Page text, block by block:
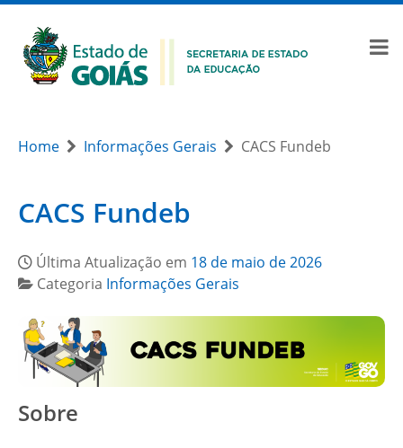
Home Informações Gerais CACS Fundeb
CACS Fundeb
Última Atualização em 18 de maio de 2026
Categoria Informações Gerais
Sobre